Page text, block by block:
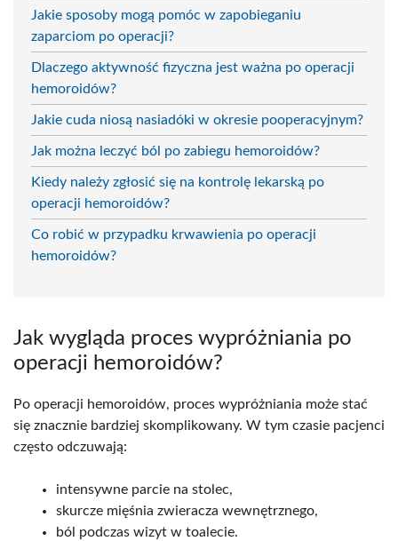
Jakie sposoby mogą pomóc w zapobieganiu
zaparciom po operacji?
Dlaczego aktywność fizyczna jest ważna po operacji
hemoroidów?
Jakie cuda niosą nasiadóki w okresie pooperacyjnym?
Jak można leczyć ból po zabiegu hemoroidów?
Kiedy należy zgłosić się na kontrolę lekarską po
operacji hemoroidów?
Co robić w przypadku krwawienia po operacji
hemoroidów?
Jak wygląda proces wypróżniania po
operacji hemoroidów?
Po operacji hemoroidów, proces wypróżniania może stać
się znacznie bardziej skomplikowany. W tym czasie pacjenci
często odczuwają:
intensywne parcie na stolec,
skurcze mięśnia zwieracza wewnętrznego,
ból podczas wizyt w toalecie.